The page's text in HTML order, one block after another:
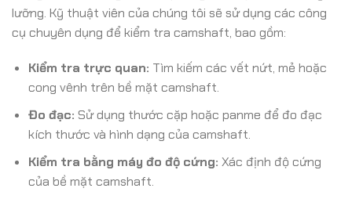
lưỡng. Kỹ thuật viên của chúng tôi sẽ sử dụng các công
cụ chuyên dụng để kiểm tra camshaft, bao gồm:
Kiểm tra trực quan: Tìm kiếm các vết nứt, mẻ hoặc
cong vênh trên bề mặt camshaft.
Đo đạc: Sử dụng thước cặp hoặc panme để đo đạc
kích thước và hình dạng của camshaft.
Kiểm tra bằng máy đo độ cứng: Xác định độ cứng
của bề mặt camshaft.